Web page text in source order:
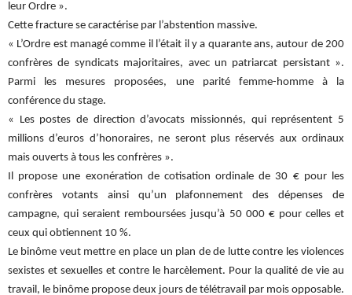
leur Ordre ».
Cette fracture se caractérise par l’abstention massive.
« L’Ordre est managé comme il l’était il y a quarante ans, autour de 200
confrères de syndicats majoritaires, avec un patriarcat persistant ».
Parmi les mesures proposées, une parité femme-homme à la
conférence du stage.
« Les postes de direction d’avocats missionnés, qui représentent 5
millions d’euros d’honoraires, ne seront plus réservés aux ordinaux
mais ouverts à tous les confrères ».
Il propose une exonération de cotisation ordinale de 30 € pour les
confrères votants ainsi qu’un plafonnement des dépenses de
campagne, qui seraient remboursées jusqu’à 50 000 € pour celles et
ceux qui obtiennent 10 %.
Le binôme veut mettre en place un plan de de lutte contre les violences
sexistes et sexuelles et contre le harcèlement. Pour la qualité de vie au
travail, le binôme propose deux jours de télétravail par mois opposable.